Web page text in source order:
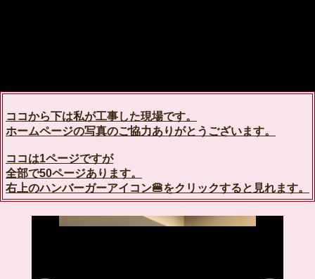
ココから下は私が工事した現場です。
ホームページの写真のご協力ありがとうございます。
ココは1ページですが
全部で50ページあります。
右上のハンバーガーアイコン🍔をクリックすると見れます。